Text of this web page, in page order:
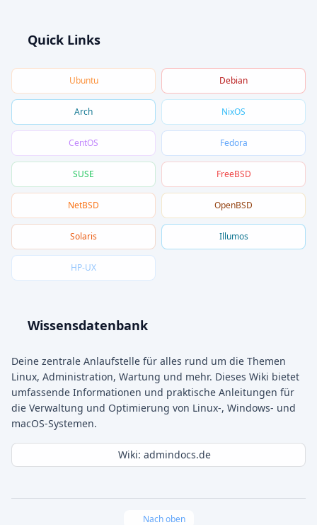
Quick Links
Ubuntu Debian
Arch NixOS
CentOS Fedora
SUSE FreeBSD
NetBSD OpenBSD
Solaris Illumos
HP-UX
Wissensdatenbank
Deine zentrale Anlaufstelle für alles rund um die Themen
Linux, Administration, Wartung und mehr. Dieses Wiki bietet
umfassende Informationen und praktische Anleitungen für
die Verwaltung und Optimierung von Linux-, Windows- und
macOS-Systemen.
Wiki: admindocs.de
Nach oben